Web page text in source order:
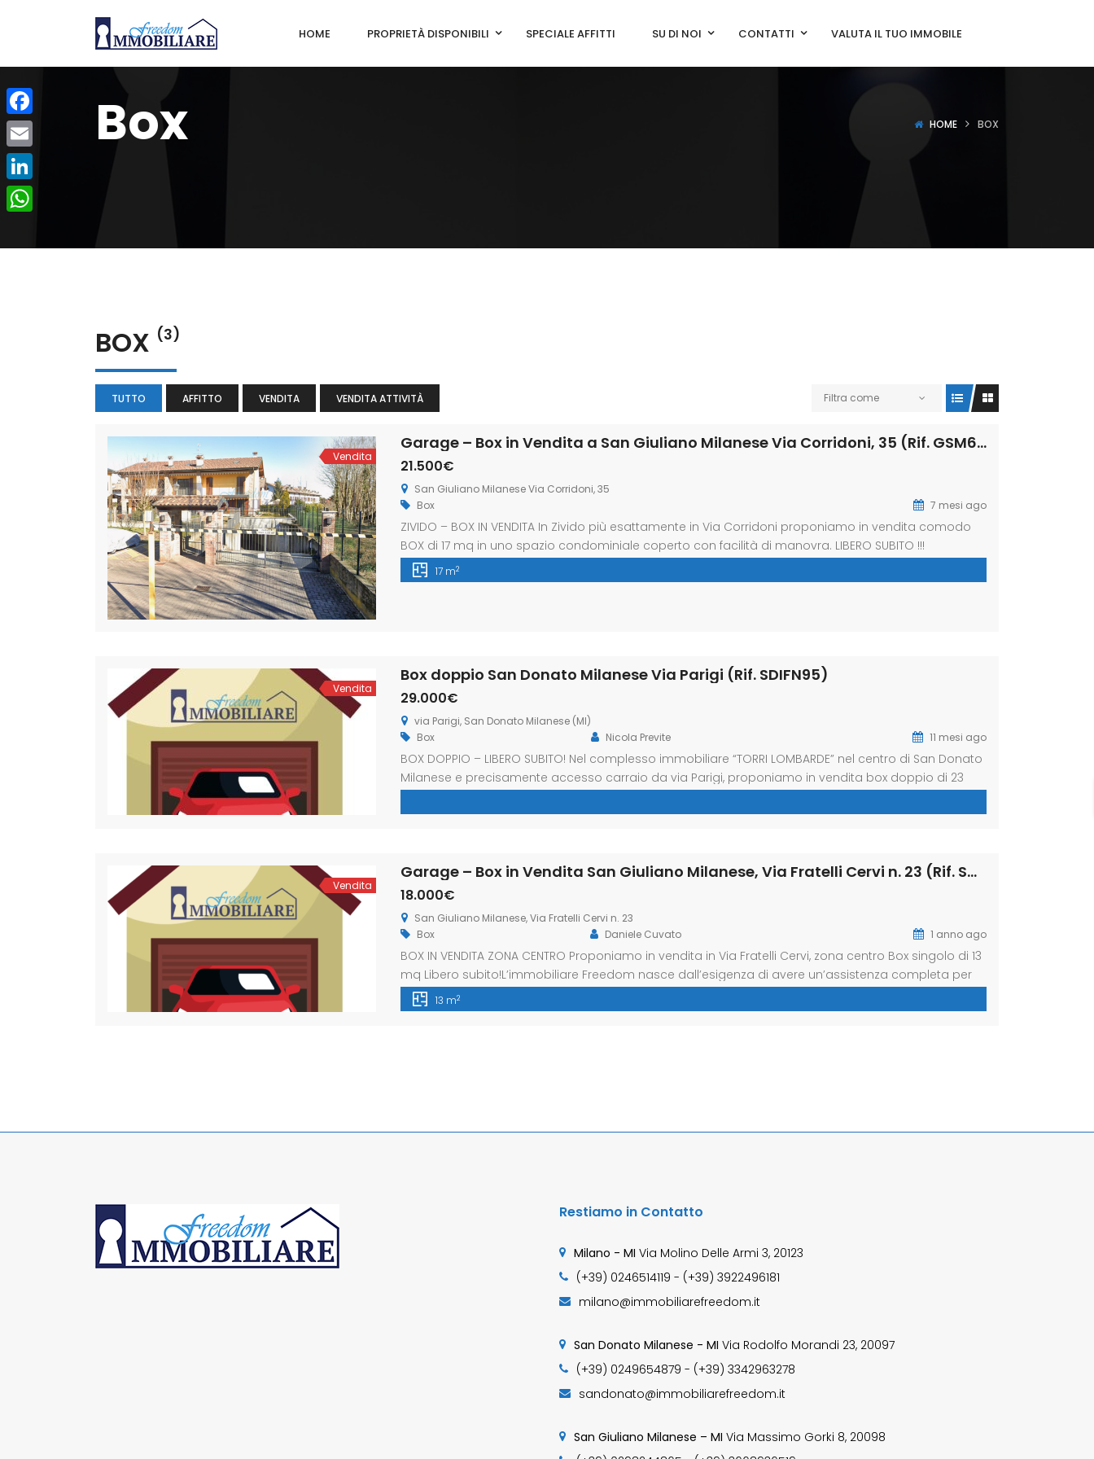
HOME PROPRIETÀ DISPONIBILI SPECIALE AFFITTI SU DI NOI CONTATTI VALUTA IL TUO IMMOBILE
Box HOME BOX
BOX (3)
TUTTO AFFITTO VENDITA VENDITA ATTIVITÀ Filtra come
Vendita
Garage – Box in Vendita a San Giuliano Milanese Via Corridoni, 35 (Rif. GSM64)
21.500€
San Giuliano Milanese Via Corridoni, 35
Box
7 mesi ago
ZIVIDO – BOX IN VENDITA In Zivido più esattamente in Via Corridoni proponiamo in vendita comodo
BOX di 17 mq in uno spazio condominiale coperto con facilità di manovra. LIBERO SUBITO !!!
L’immobiliare Freedom nasce dall’esigenza di avere un’assistenza completa per vendere o locare il
proprio immobile in totale tranquillità; la trasparenza professionalità e puntualità […]
17 m2
Vendita
Box doppio San Donato Milanese Via Parigi (Rif. SDIFN95)
29.000€
via Parigi, San Donato Milanese (MI)
Box
Nicola Previte 11 mesi ago
BOX DOPPIO – LIBERO SUBITO! Nel complesso immobiliare “TORRI LOMBARDE” nel centro di San Donato
Milanese e precisamente accesso carraio da via Parigi, proponiamo in vendita box doppio di 23
L’immobiliare Freedom nasce dall’esigenza di avere un’assistenza completa per vendere o […]
Vendita
Garage – Box in Vendita San Giuliano Milanese, Via Fratelli Cervi n. 23 (Rif. SGM-5)
18.000€
San Giuliano Milanese, Via Fratelli Cervi n. 23
Box
Daniele Cuvato 1 anno ago
BOX IN VENDITA ZONA CENTRO Proponiamo in vendita in Via Fratelli Cervi, zona centro Box singolo di 13
mq Libero subito!L’immobiliare Freedom nasce dall’esigenza di avere un’assistenza completa per
vendere o locare il proprio immobile in totale tranquillità; la trasparenza professionalità e puntualità
contraddistinguono il nostro servizio che pone al centro di tutto le necessità […]
13 m2
Restiamo in Contatto
Milano - MI Via Molino Delle Armi 3, 20123
(+39) 0246514119 - (+39) 3922496181
milano@immobiliarefreedom.it
San Donato Milanese - MI Via Rodolfo Morandi 23, 20097
(+39) 0249654879 - (+39) 3342963278
sandonato@immobiliarefreedom.it
San Giuliano Milanese – MI Via Massimo Gorki 8, 20098
Facebook
Email
LinkedIn